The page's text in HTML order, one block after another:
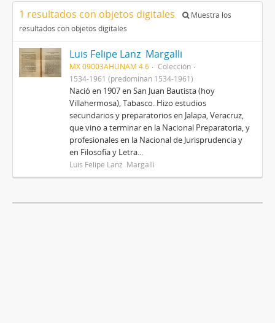
1 resultados con objetos digitales
Muestra los
resultados con objetos digitales
Luis Felipe Lanz Margalli
MX 09003AHUNAM 4.6
Colección
1534-1961 (predominan 1534-1961)
Nació en 1907 en San Juan Bautista (hoy
Villahermosa), Tabasco. Hizo estudios
secundarios y preparatorios en Jalapa, Veracruz,
que vino a terminar en la Nacional Preparatoria, y
profesionales en la Nacional de Jurisprudencia y
en Filosofía y Letra...
Luis Felipe Lanz Margalli